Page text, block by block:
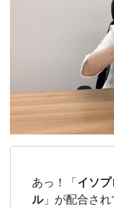
あっ！「イソ
ル」が配合され